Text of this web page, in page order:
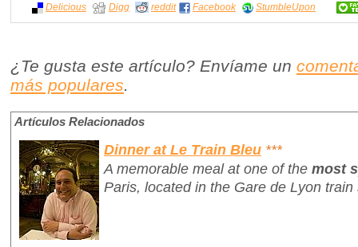
Delicious Digg reddit Facebook StumbleUpon
¿Te gusta este artículo? Envíame un
más populares.
Artículos Relacionados
Dinner at Le Train Bleu ***
A memorable meal at one of the most
Paris, located in the Gare de Lyon train